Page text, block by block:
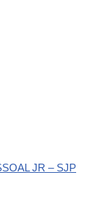
JR – SJP